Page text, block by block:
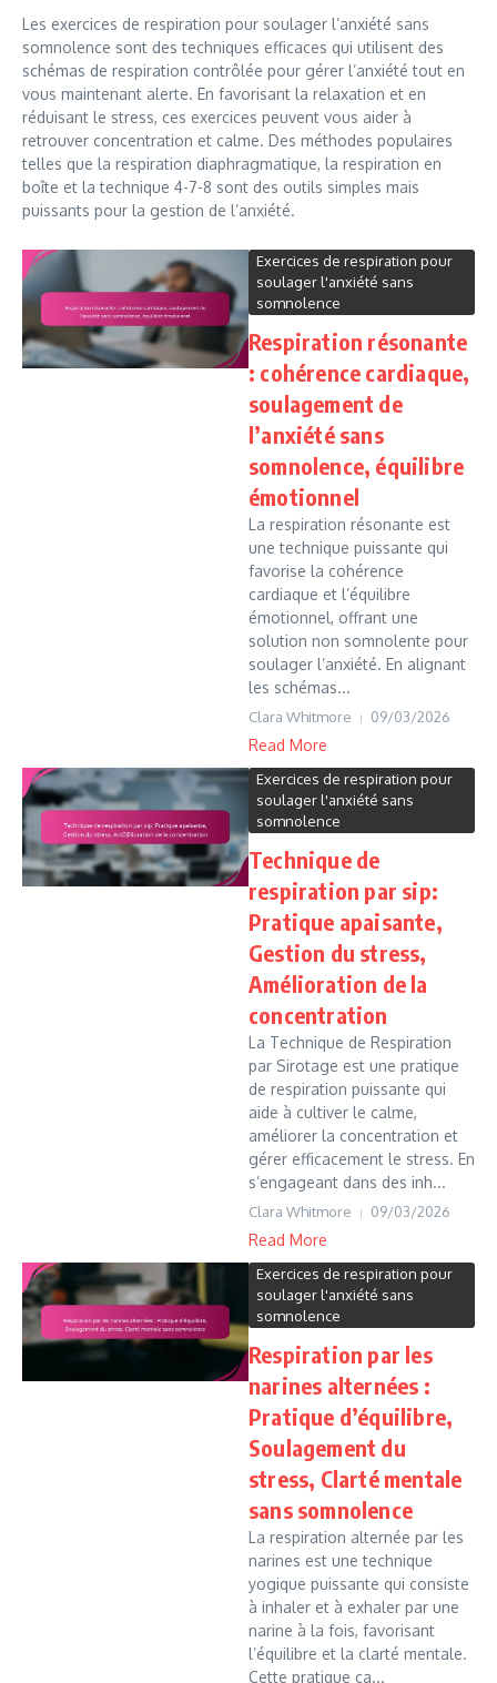
Les exercices de respiration pour soulager l’anxiété sans
somnolence sont des techniques efficaces qui utilisent des
schémas de respiration contrôlée pour gérer l’anxiété tout en
vous maintenant alerte. En favorisant la relaxation et en
réduisant le stress, ces exercices peuvent vous aider à
retrouver concentration et calme. Des méthodes populaires
telles que la respiration diaphragmatique, la respiration en
boîte et la technique 4-7-8 sont des outils simples mais
puissants pour la gestion de l’anxiété.
Exercices de respiration pour
soulager l'anxiété sans
somnolence
Respiration résonante
: cohérence cardiaque,
soulagement de
l’anxiété sans
somnolence, équilibre
émotionnel
La respiration résonante est
une technique puissante qui
favorise la cohérence
cardiaque et l’équilibre
émotionnel, offrant une
solution non somnolente pour
soulager l’anxiété. En alignant
les schémas...
Clara Whitmore 09/03/2026
Read More
Exercices de respiration pour
soulager l'anxiété sans
somnolence
Technique de
respiration par sip:
Pratique apaisante,
Gestion du stress,
Amélioration de la
concentration
La Technique de Respiration
par Sirotage est une pratique
de respiration puissante qui
aide à cultiver le calme,
améliorer la concentration et
gérer efficacement le stress. En
s’engageant dans des inh...
Clara Whitmore 09/03/2026
Read More
Exercices de respiration pour
soulager l'anxiété sans
somnolence
Respiration par les
narines alternées :
Pratique d’équilibre,
Soulagement du
stress, Clarté mentale
sans somnolence
La respiration alternée par les
narines est une technique
yogique puissante qui consiste
à inhaler et à exhaler par une
narine à la fois, favorisant
l’équilibre et la clarté mentale.
Cette pratique ca...